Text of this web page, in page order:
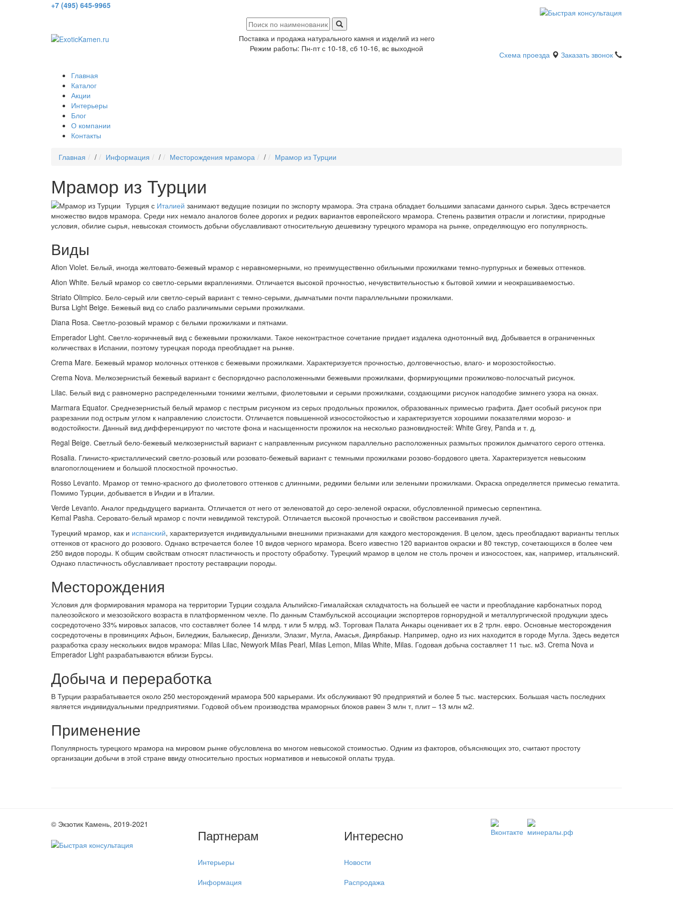
+7 (495) 645-9965
Поставка и продажа натурального камня и изделий из него
Режим работы: Пн-пт с 10-18, сб 10-16, вс выходной
Схема проезда Заказать звонок
Главная
Каталог
Акции
Интерьеры
Блог
О компании
Контакты
Главная / Информация / Месторождения мрамора / Мрамор из Турции
Мрамор из Турции
Турция с Италией занимают ведущие позиции по экспорту мрамора. Эта страна обладает большими запасами данного сырья. Здесь встречается
множество видов мрамора. Среди них немало аналогов более дорогих и редких вариантов европейского мрамора. Степень развития отрасли и логистики, природные
условия, обилие сырья, невысокая стоимость добычи обуславливают относительную дешевизну турецкого мрамора на рынке, определяющую его популярность.
Виды
Afion Violet. Белый, иногда желтовато-бежевый мрамор с неравномерными, но преимущественно обильными прожилками темно-пурпурных и бежевых оттенков.
Afion White. Белый мрамор со светло-серыми вкраплениями. Отличается высокой прочностью, нечувствительностью к бытовой химии и неокрашиваемостью.
Striato Olimpico. Бело-серый или светло-серый вариант с темно-серыми, дымчатыми почти параллельными прожилками.
Bursa Light Beige. Бежевый вид со слабо различимыми серыми прожилками.
Diana Rosa. Светло-розовый мрамор с белыми прожилками и пятнами.
Emperador Light. Светло-коричневый вид с бежевыми прожилками. Такое неконтрастное сочетание придает издалека однотонный вид. Добывается в ограниченных
количествах в Испании, поэтому турецкая порода преобладает на рынке.
Crema Mare. Бежевый мрамор молочных оттенков с бежевыми прожилками. Характеризуется прочностью, долговечностью, влаго- и морозостойкостью.
Crema Nova. Мелкозернистый бежевый вариант с беспорядочно расположенными бежевыми прожилками, формирующими прожилково-полосчатый рисунок.
Lilac. Белый вид с равномерно распределенными тонкими желтыми, фиолетовыми и серыми прожилками, создающими рисунок наподобие зимнего узора на окнах.
Marmara Equator. Среднезернистый белый мрамор с пестрым рисунком из серых продольных прожилок, образованных примесью графита. Дает особый рисунок при
разрезании под острым углом к направлению слоистости. Отличается повышенной износостойкостью и характеризуется хорошими показателями морозо- и
водостойкости. Данный вид дифференцируют по чистоте фона и насыщенности прожилок на несколько разновидностей: White Grey, Panda и т. д.
Regal Beige. Светлый бело-бежевый мелкозернистый вариант с направленным рисунком параллельно расположенных размытых прожилок дымчатого серого оттенка.
Rosalia. Глинисто-кристаллический светло-розовый или розовато-бежевый вариант с темными прожилками розово-бордового цвета. Характеризуется невысоким
влагопоглощением и большой плоскостной прочностью.
Rosso Levanto. Мрамор от темно-красного до фиолетового оттенков с длинными, редкими белыми или зелеными прожилками. Окраска определяется примесью гематита.
Помимо Турции, добывается в Индии и в Италии.
Verde Levanto. Аналог предыдущего варианта. Отличается от него от зеленоватой до серо-зеленой окраски, обусловленной примесью серпентина.
Kemal Pasha. Серовато-белый мрамор с почти невидимой текстурой. Отличается высокой прочностью и свойством рассеивания лучей.
Турецкий мрамор, как и испанский, характеризуется индивидуальными внешними признаками для каждого месторождения. В целом, здесь преобладают варианты теплых
оттенков от красного до розового. Однако встречается более 10 видов черного мрамора. Всего известно 120 вариантов окраски и 80 текстур, сочетающихся в более чем
250 видов породы. К общим свойствам относят пластичность и простоту обработку. Турецкий мрамор в целом не столь прочен и износостоек, как, например, итальянский.
Однако пластичность обуславливает простоту реставрации породы.
Месторождения
Условия для формирования мрамора на территории Турции создала Альпийско-Гималайская складчатость на большей ее части и преобладание карбонатных пород
палеозойского и мезозойского возраста в платформенном чехле. По данным Стамбульской ассоциации экспортеров горнорудной и металлургической продукции здесь
сосредоточено 33% мировых запасов, что составляет более 14 млрд. т или 5 млрд. м3. Торговая Палата Анкары оценивает их в 2 трлн. евро. Основные месторождения
сосредоточены в провинциях Афьон, Биледжик, Балыкесир, Денизли, Элазиг, Мугла, Амасья, Диярбакыр. Например, одно из них находится в городе Мугла. Здесь ведется
разработка сразу нескольких видов мрамора: Milas Lilac, Newyork Milas Pearl, Milas Lemon, Milas White, Milas. Годовая добыча составляет 11 тыс. м3. Crema Nova и
Emperador Light разрабатываются вблизи Бурсы.
Добыча и переработка
В Турции разрабатывается около 250 месторождений мрамора 500 карьерами. Их обслуживают 90 предприятий и более 5 тыс. мастерских. Большая часть последних
является индивидуальными предприятиями. Годовой объем производства мраморных блоков равен 3 млн т, плит – 13 млн м2.
Применение
Популярность турецкого мрамора на мировом рынке обусловлена во многом невысокой стоимостью. Одним из факторов, объясняющих это, считают простоту
организации добычи в этой стране ввиду относительно простых нормативов и невысокой оплаты труда.
© Экзотик Камень, 2019-2021
Партнерам
Интерьеры
Информация
Интересно
Новости
Распродажа